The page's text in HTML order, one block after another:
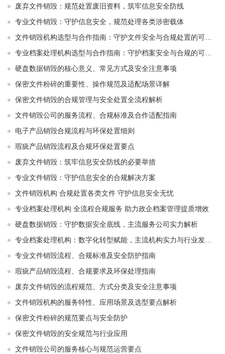
废弃文件销毁：规范处置废旧资料，筑牢信息安全防线
专业文件销毁：守护信息安全，规范处理各类涉密载体
文件销毁机构选型与合作指南：守护文件安全与合规处置的可靠选择
专业档案处理机构选型与合作指南：守护档案安全与合规的可靠伙伴
硬盘数据销毁的核心意义、常见方式及安全注意事项
保密文件粉碎的重要性、操作规范及适配场景详解
保密文件销毁的合规管理与安全处置全流程解析
文件销毁公司的服务流程、合规标准及合作适配指南
电子产品销毁合规流程与环保处置细则
瑕疵产品销毁流程及合规环保处置要点
废弃文件销毁：筑牢信息安全防线的必要举措
专业文件销毁：守护信息安全的合规解决方案
文件销毁机构 合规处置各类文件 守护信息安全无忧
专业档案处理机构 全流程合规服务 助力政企档案管理提质增效
硬盘数据销毁：守护数据安全底线，主流服务公司实力解析
专业档案处理机构：数字化转型赋能，主流机构实力与行业发展解析
专业文件销毁流程、合规标准及安全防护指南
瑕疵产品销毁流程、合规要求及环保处理指南
废弃文件销毁的流程规范、方式分类及安全注意事项
文件销毁机构的服务特性、应用场景及选型要点解析
保密文件粉碎的规范要点与安全防护
保密文件销毁的安全规范与行业应用
文件销毁公司的服务核心与规范运营要点